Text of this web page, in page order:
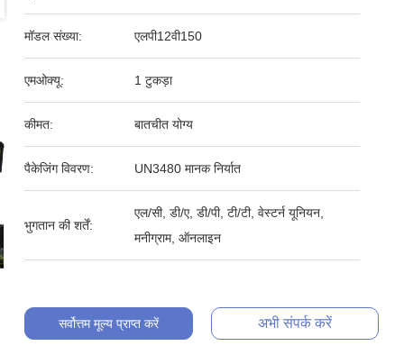
मॉडल संख्या: एलपी12वी150
एमओक्यू: 1 टुकड़ा
कीमत: बातचीत योग्य
पैकेजिंग विवरण: UN3480 मानक निर्यात
भुगतान की शर्तें:
एल/सी, डी/ए, डी/पी, टी/टी, वेस्टर्न यूनियन,
मनीग्राम, ऑनलाइन
सर्वोत्तम मूल्य प्राप्त करें अभी संपर्क करें